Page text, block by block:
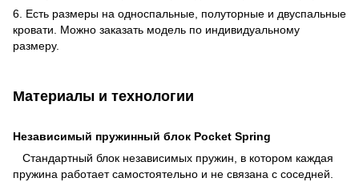
6. Есть размеры на односпальные, полуторные и двуспальные
кровати. Можно заказать модель по индивидуальному
размеру.
Материалы и технологии
Независимый пружинный блок Pocket Spring
Стандартный блок независимых пружин, в котором каждая
пружина работает самостоятельно и не связана с соседней.